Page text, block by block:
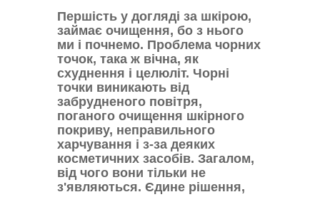
Першість у догляді за шкірою,
займає очищення, бо з нього
ми і почнемо. Проблема чорних
точок, така ж вічна, як
схуднення і целюліт. Чорні
точки виникають від
забрудненого повітря,
поганого очищення шкірного
покриву, неправильного
харчування і з-за деяких
косметичних засобів. Загалом,
від чого вони тільки не
з'являються. Єдине рішення,